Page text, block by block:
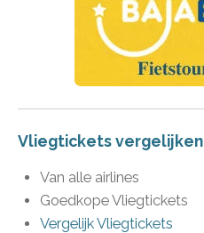
Vliegtickets vergelijken
Van alle airlines
Goedkope Vliegtickets
Vergelijk Vliegtickets